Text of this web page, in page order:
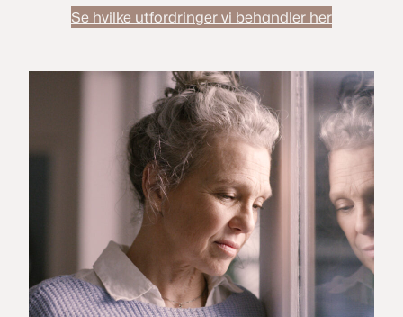
Se hvilke utfordringer vi behandler her